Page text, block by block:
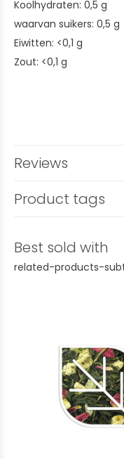
Koolhydraten: 0,5 g
waarvan suikers: 0,5 g
Eiwitten: <0,1 g
Zout: <0,1 g
Reviews
Product tags
Best sold with
related-products-